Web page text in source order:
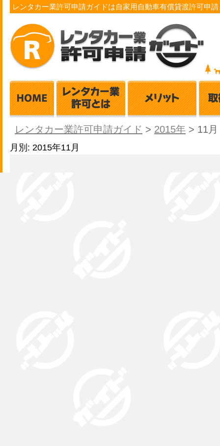
レンタカー業許可申請ガイドは自家用自動車有償貸渡許可申
レンタカー業許可申請ガイド > 2015年 > 11月
月別: 2015年11月